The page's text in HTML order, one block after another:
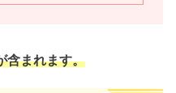
含まれます。